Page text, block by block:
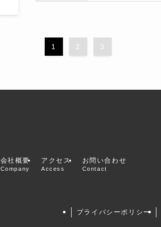
1 2 3
Company Access Contact
プライバシーポリシー